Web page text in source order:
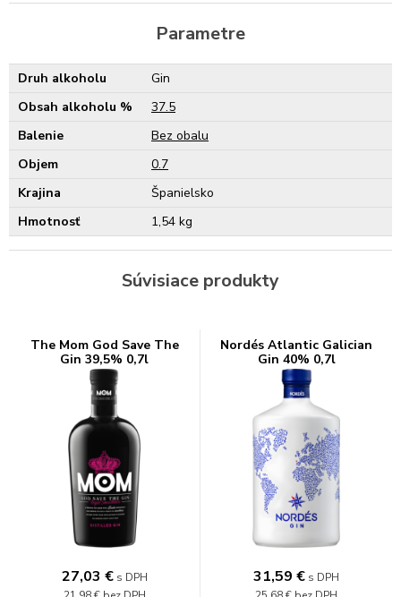
Parametre
Druh alkoholu
Gin
Obsah alkoholu %
37.5
Balenie
Bez obalu
Objem
0.7
Krajina
Španielsko
Hmotnosť
1,54 kg
Súvisiace produkty
The Mom God Save The
Gin 39,5% 0,7l
27,03 € s DPH
Nordés Atlantic Galician
Gin 40% 0,7l
31,59 € s DPH